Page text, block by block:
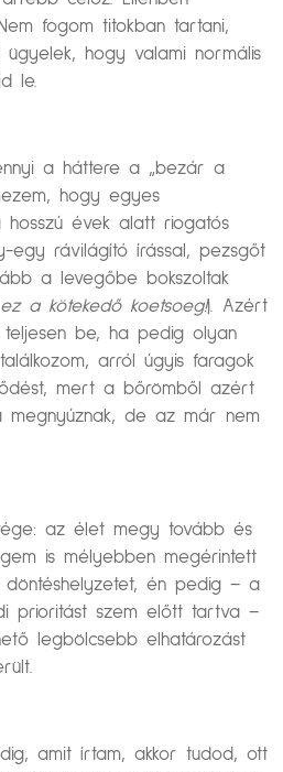
fogom titokban tartani,
hogy valami normális
le.
a háttere a „bezár a
hogy egyes
hosszú évek alatt riogatós
egy rávilágító írással, pezsgőt
a levegőbe bokszoltak
a kötekedő koetsoeg!). Azért
teljesen be, ha pedig olyan
arról úgyis faragok
mert a bőrömből azért
megnyúznak, de az már nem
az élet megy tovább és
is mélyebben megérintett
döntéshelyzetet, én pedig – a
prioritást szem előtt tartva –
legbölcsebb elhatározást
amit írtam, akkor tudod, ott